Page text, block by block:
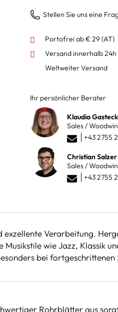
Stellen Sie uns eine
Portofrei ab € 29 (AT)
Versand innerhalb 24h
Weltweiter Versand
Ihr persönlicher Berater
Klaudia
Sales /
+43 2755
Christian Salzer
Sales /
+43 2755
Verarbeitung.
wie Jazz, Klassik
bei
Rohrblätter aus